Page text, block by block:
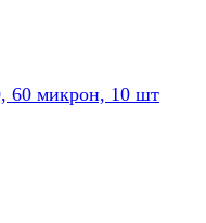
60 микрон, 10 шт